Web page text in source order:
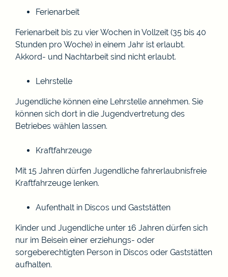
Ferienarbeit
Ferienarbeit bis zu vier Wochen in Vollzeit (35 bis 40
Stunden pro Woche) in einem Jahr ist erlaubt.
Akkord- und Nachtarbeit sind nicht erlaubt.
Lehrstelle
Jugendliche können eine Lehrstelle annehmen. Sie
können sich dort in die Jugendvertretung des
Betriebes wählen lassen.
Kraftfahrzeuge
Mit 15 Jahren dürfen Jugendliche fahrerlaubnisfreie
Kraftfahrzeuge lenken.
Aufenthalt in Discos und Gaststätten
Kinder und Jugendliche unter 16 Jahren dürfen sich
nur im Beisein einer erziehungs- oder
sorgeberechtigten Person in Discos oder Gaststätten
aufhalten.